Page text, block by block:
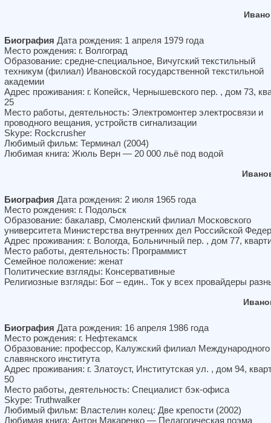
Биография Дата рождения: 1 апреля 1979 года
Место рождения: г. Волгоград
Образование: средне-специальное, Вичугский текстильный
техникум (филиал) Ивановской государственной текстильной
академии
Адрес проживания: г. Копейск, Чернышевского пер. , дом 73,
25
Место работы, деятельность: Электромонтер электросвязи и
проводного вещания, устройств сигнализации
Skype: Rockcrusher
Любимый фильм: Терминал (2004)
Любимая книга: Жюль Верн — 20 000 льё под водой
Биография Дата рождения: 2 июля 1965 года
Место рождения: г. Подольск
Образование: бакалавр, Смоленский филиал Московского
университета Министерства внутренних дел Российской
Адрес проживания: г. Вологда, Больничный пер. , дом 77,
Место работы, деятельность: Программист
Семейное положение: женат
Политические взгляды: Консервативные
Религиозные взгляды: Бог – един.. Ток у всех провайдеры
Биография Дата рождения: 16 апреля 1986 года
Место рождения: г. Нефтекамск
Образование: профессор, Калужский филиал Международного
славянского института
Адрес проживания: г. Златоуст, Институтская ул. , дом 94,
50
Место работы, деятельность: Специалист бэк-офиса
Skype: Truthwalker
Любимый фильм: Властелин колец: Две крепости (2002)
Любимая книга: Антон Макаренко — Педагогическая поэма